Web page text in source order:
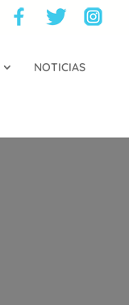
NOTICIAS